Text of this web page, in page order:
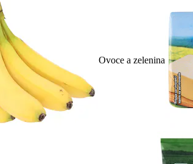
Ovoce a zelenina